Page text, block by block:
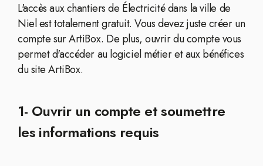
L'accès aux chantiers de Électricité dans la ville de
Niel est totalement gratuit. Vous devez juste créer un
compte sur ArtiBox. De plus, ouvrir du compte vous
permet d'accéder au logiciel métier et aux bénéfices
du site ArtiBox.
1- Ouvrir un compte et soumettre
les informations requis